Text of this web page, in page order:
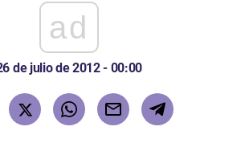
ad
de julio de 2012 - 00:00